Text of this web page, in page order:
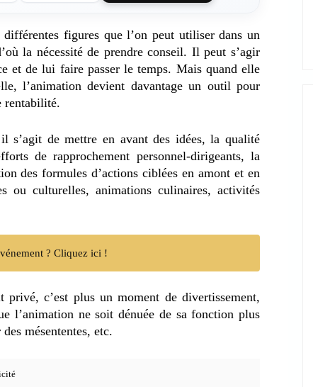
figures que l’on peut utiliser dans un
la nécessité de prendre conseil. Il peut s’agir
et de lui faire passer le temps. Mais quand elle
l’animation devient davantage un outil pour
rentabilité.
s’agit de mettre en avant des idées, la qualité
de rapprochement personnel-dirigeants, la
des formules d’actions ciblées en amont et en
ou culturelles, animations culinaires, activités
? Cliquez ici !
privé, c’est plus un moment de divertissement,
l’animation ne soit dénuée de sa fonction plus
mésententes, etc.